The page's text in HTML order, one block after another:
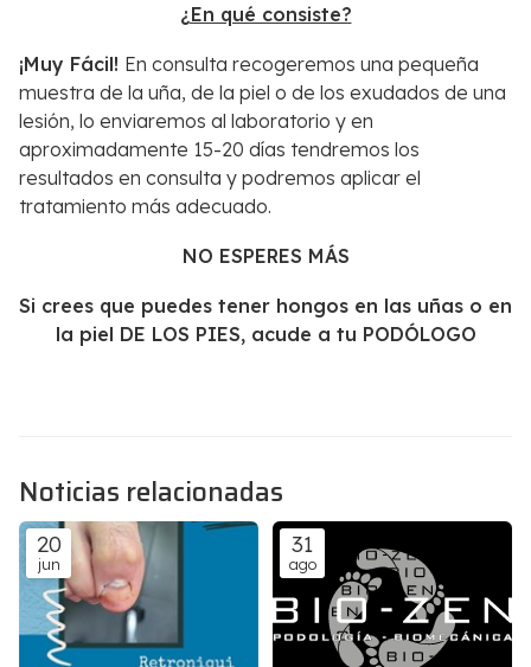
¿En qué consiste?
¡Muy Fácil! En consulta recogeremos una pequeña
muestra de la uña, de la piel o de los exudados de una
lesión, lo enviaremos al laboratorio y en
aproximadamente 15-20 días tendremos los
resultados en consulta y podremos aplicar el
tratamiento más adecuado.
NO ESPERES MÁS
Si crees que puedes tener hongos en las uñas o en
la piel DE LOS PIES, acude a tu PODÓLOGO
Noticias relacionadas
20
jun
31
ago